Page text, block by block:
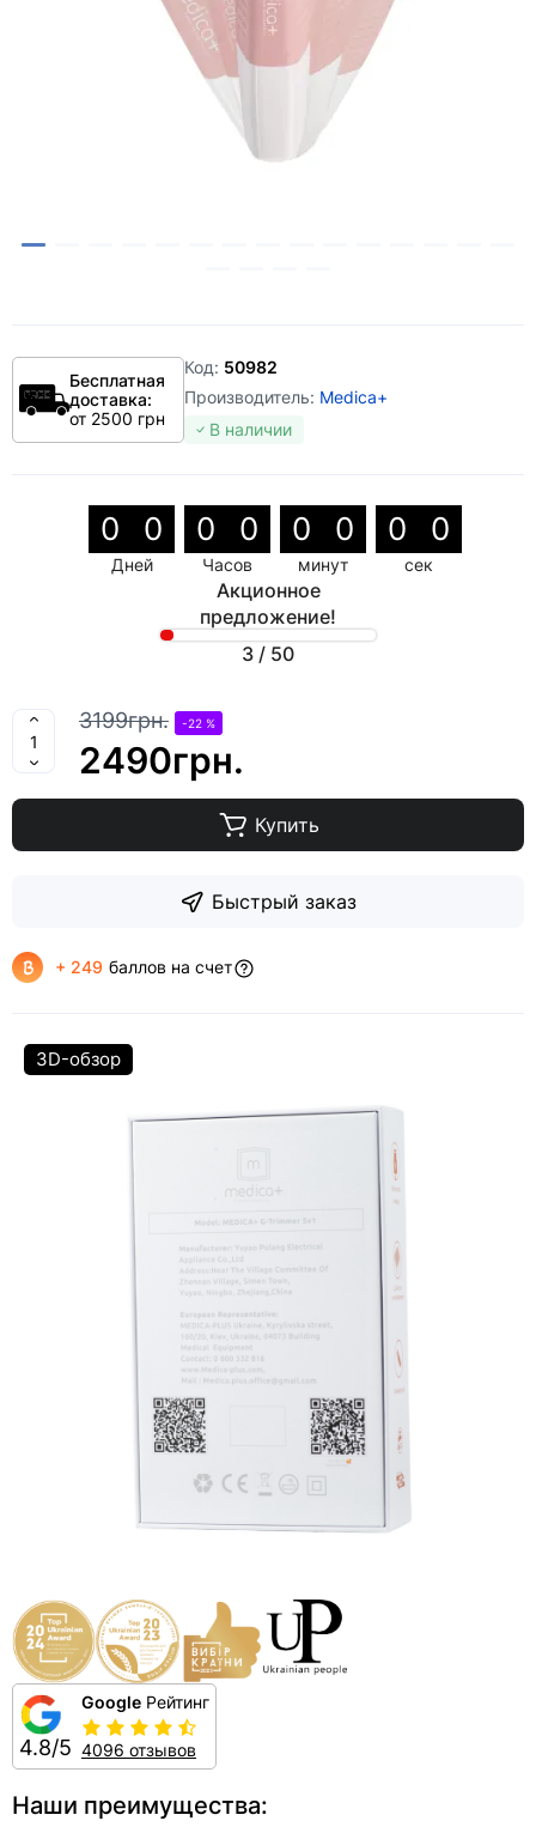
Бесплатная
доставка:
от 2500 грн
Код: 50982
Производитель: Medica+
В наличии
0 0
Дней
0 0
Часов
0 0
минут
0 0
сек
Акционное
предложение!
3 / 50
3199грн. -22 %
2490грн.
Купить
Быстрый заказ
+ 249 баллов на счет
3D-обзор
4.8/5
Google Рейтинг
4096 отзывов
Наши преимущества: